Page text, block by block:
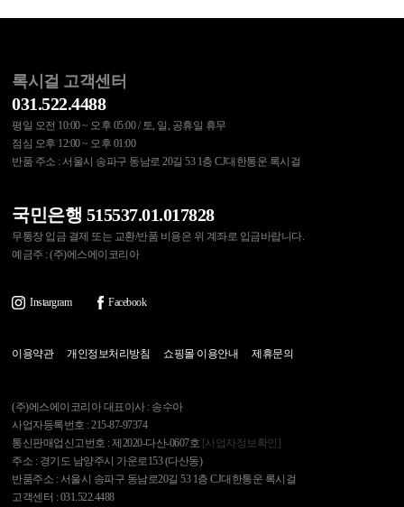
록시걸 고객센터
031.522.4488
평일 오전 10:00 ~ 오후 05:00 / 토, 일, 공휴일 휴무
점심 오후 12:00 ~ 오후 01:00
반품 주소 : 서울시 송파구 동남로 20길 53 1층 CJ대한통운 록시걸
국민은행 515537.01.017828
무통장 입금 결제 또는 교환/반품 비용은 위 계좌로 입금바랍니다.
예금주 : (주)에스에이코리아
Instargram Facebook
이용약관 개인정보처리방침 쇼핑몰 이용안내 제휴문의
(주)에스에이코리아 대표이사 : 송수아
사업자등록번호 : 215-87-97374
통신판매업신고번호 : 제2020-다산-0607호 [사업자정보확인]
주소 : 경기도 남양주시 가운로153 (다산동)
반품주소 : 서울시 송파구 동남로20길 53 1층 CJ대한통운 록시걸
고객센터 : 031.522.4488